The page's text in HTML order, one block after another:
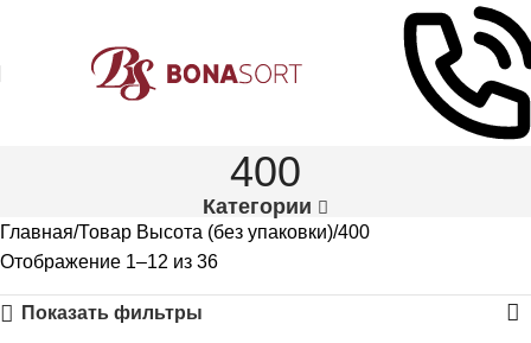
400
Категории
Главная Товар Высота (без упаковки) 400
Отображение 1–12 из 36
Показать фильтры